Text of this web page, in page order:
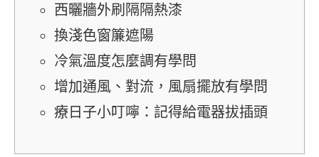
西曬牆外刷隔隔熱漆
換淺色窗簾遮陽
冷氣溫度怎麼調有學問
增加通風、對流，風扇擺放有學問
療日子小叮嚀：記得給電器拔插頭